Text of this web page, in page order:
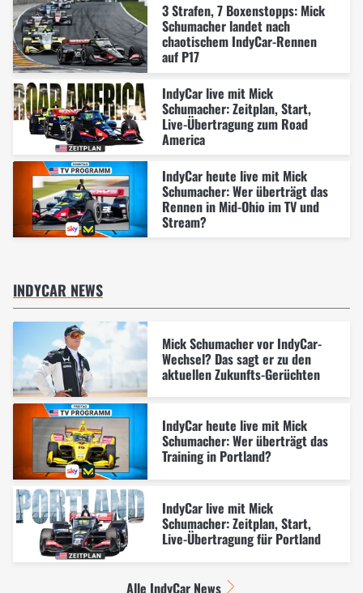
3 Strafen, 7 Boxenstopps: Mick
Schumacher landet nach
chaotischem IndyCar-Rennen
auf P17
IndyCar live mit Mick
Schumacher: Zeitplan, Start,
Live-Übertragung zum Road
America
IndyCar heute live mit Mick
Schumacher: Wer überträgt das
Rennen in Mid-Ohio im TV und
Stream?
INDYCAR NEWS
Mick Schumacher vor IndyCar-
Wechsel? Das sagt er zu den
aktuellen Zukunfts-Gerüchten
IndyCar heute live mit Mick
Schumacher: Wer überträgt das
Training in Portland?
IndyCar live mit Mick
Schumacher: Zeitplan, Start,
Live-Übertragung für Portland
Alle IndyCar News